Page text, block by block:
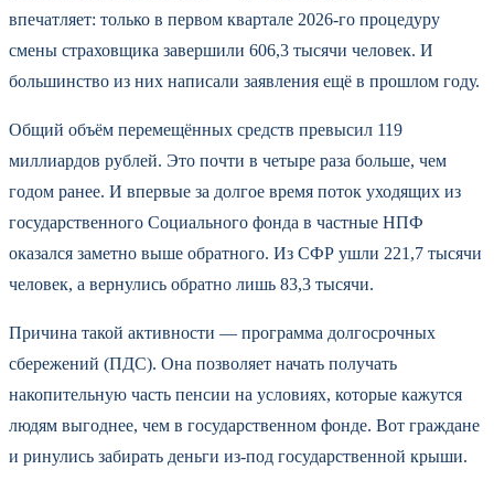
впечатляет: только в первом квартале 2026-го процедуру
смены страховщика завершили 606,3 тысячи человек. И
большинство из них написали заявления ещё в прошлом году.
Общий объём перемещённых средств превысил 119
миллиардов рублей. Это почти в четыре раза больше, чем
годом ранее. И впервые за долгое время поток уходящих из
государственного Социального фонда в частные НПФ
оказался заметно выше обратного. Из СФР ушли 221,7 тысячи
человек, а вернулись обратно лишь 83,3 тысячи.
Причина такой активности — программа долгосрочных
сбережений (ПДС). Она позволяет начать получать
накопительную часть пенсии на условиях, которые кажутся
людям выгоднее, чем в государственном фонде. Вот граждане
и ринулись забирать деньги из-под государственной крыши.